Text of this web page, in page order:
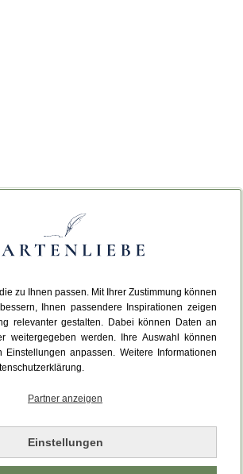
zu Ihnen passen. Mit Ihrer Zustimmung können
Ihnen passendere Inspirationen zeigen
relevanter gestalten. Dabei können Daten an
weitergegeben werden. Ihre Auswahl können
anpassen. Weitere Informationen
Partner anzeigen
Einstellungen